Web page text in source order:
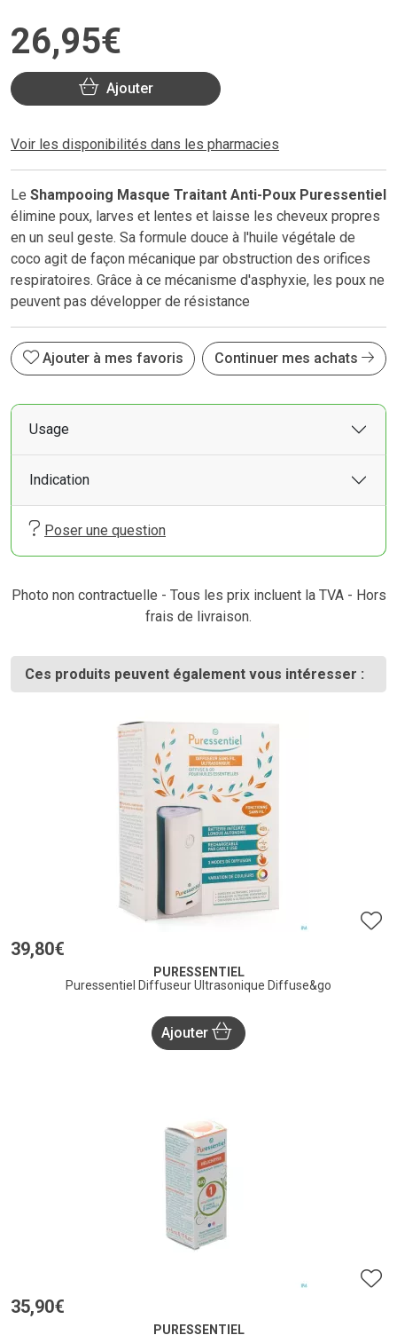
26,95€
Ajouter
Voir les disponibilités dans les pharmacies
Le Shampooing Masque Traitant Anti-Poux Puressentiel
élimine poux, larves et lentes et laisse les cheveux propres
en un seul geste. Sa formule douce à l'huile végétale de
coco agit de façon mécanique par obstruction des orifices
respiratoires. Grâce à ce mécanisme d'asphyxie, les poux ne
peuvent pas développer de résistance
Ajouter à mes favoris Continuer mes achats
Usage
Indication
Poser une question
Photo non contractuelle - Tous les prix incluent la TVA - Hors
frais de livraison.
Ces produits peuvent également vous intéresser :
39,80€
PURESSENTIEL
Puressentiel Diffuseur Ultrasonique Diffuse&go
Ajouter
35,90€
PURESSENTIEL